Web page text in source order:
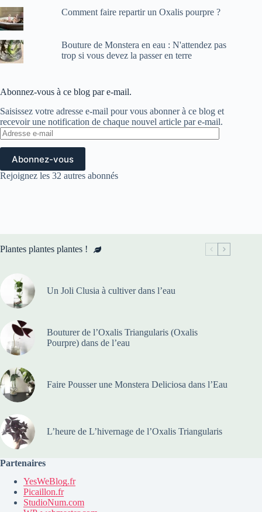
Comment faire repartir un Oxalis pourpre ?
Bouture de Monstera en eau : N'attendez pas
trop si vous devez la passer en terre
Abonnez-vous à ce blog par e-mail.
Saisissez votre adresse e-mail pour vous abonner à ce blog et
recevoir une notification de chaque nouvel article par e-mail.
Adresse
e-
mail
Abonnez-vous
Rejoignez les 32 autres abonnés
Plantes plantes plantes !
Un Joli Clusia à cultiver dans l’eau
Bouturer de l’Oxalis Triangularis (Oxalis
Pourpre) dans de l’eau
Faire Pousser une Monstera Deliciosa dans l’Eau
L’heure de L’hivernage de l’Oxalis Triangularis
Partenaires
YesWeBlog.fr
Picaillon.fr
StudioNum.com